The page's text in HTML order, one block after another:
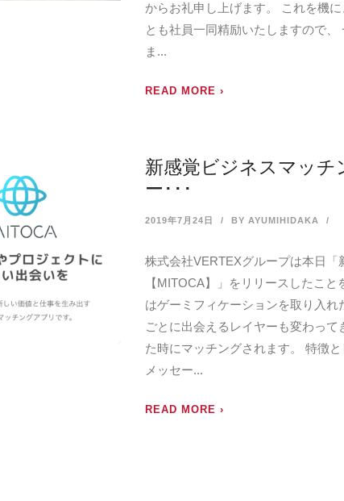
からお礼申し上げます。 これを機
とも社員一同精励いたしますので
ま...
READ MORE ›
新感覚ビジネスマッチ
ー･･･
2019年7月24日 BY AYUMIHIDAKA
株式会社VERTEXグループは本日「
【MITOCA】」をリリースしたこ
はゲーミフィケーションを取り入
ごとに出会えるレイヤーも変わっ
た時にマッチングされます。 特徴
メッセー...
READ MORE ›